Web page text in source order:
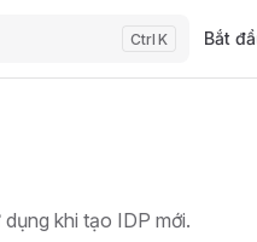
K Bắt
khi tạo IDP mới.